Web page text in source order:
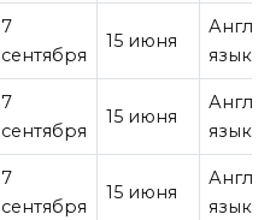
7
сентября
15 июня
язык
7
сентября
15 июня
язык
7
сентября
15 июня
язык